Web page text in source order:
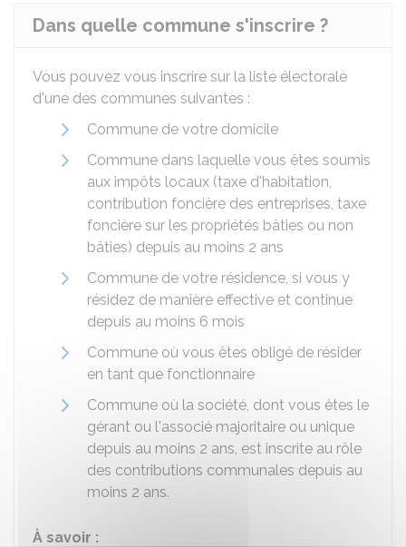
Dans quelle commune s'inscrire ?
Vous pouvez vous inscrire sur la liste électorale
d'une des communes suivantes :
Commune de votre domicile
Commune dans laquelle vous êtes soumis
aux impôts locaux (taxe d'habitation,
contribution foncière des entreprises, taxe
foncière sur les propriétés bâties ou non
bâties) depuis au moins 2 ans
Commune de votre résidence, si vous y
résidez de manière effective et continue
depuis au moins 6 mois
Commune où vous êtes obligé de résider
en tant que fonctionnaire
Commune où la société, dont vous êtes le
gérant ou l'associé majoritaire ou unique
depuis au moins 2 ans, est inscrite au rôle
des contributions communales depuis au
moins 2 ans.
À savoir :